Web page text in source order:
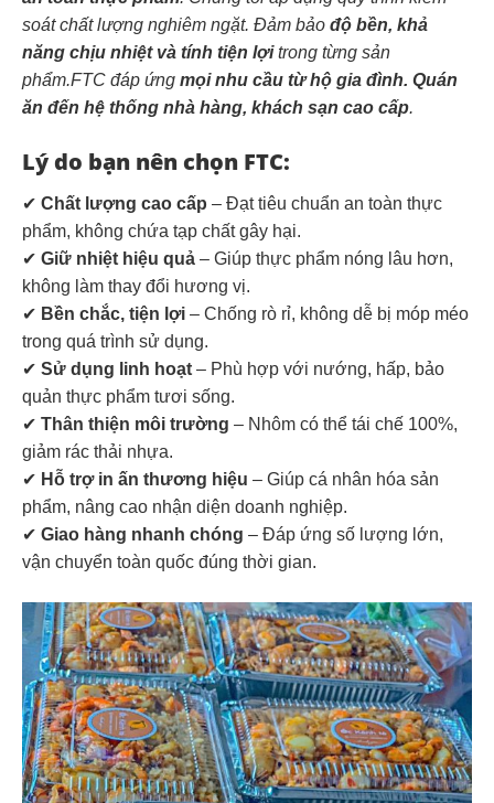
soát chất lượng nghiêm ngặt. Đảm bảo độ bền, khả
năng chịu nhiệt và tính tiện lợitrong từng sản
phẩm.FTC đáp ứng mọi nhu cầu từ hộ gia đình. Quán
ăn đến hệ thống nhà hàng, khách sạn cao cấp.
Lý do bạn nên chọn FTC:
✔ Chất lượng cao cấp – Đạt tiêu chuẩn an toàn thực
phẩm, không chứa tạp chất gây hại.
✔ Giữ nhiệt hiệu quả – Giúp thực phẩm nóng lâu hơn,
không làm thay đổi hương vị.
✔ Bền chắc, tiện lợi – Chống rò rỉ, không dễ bị móp méo
trong quá trình sử dụng.
✔ Sử dụng linh hoạt – Phù hợp với nướng, hấp, bảo
quản thực phẩm tươi sống.
✔ Thân thiện môi trường – Nhôm có thể tái chế 100%,
giảm rác thải nhựa.
✔ Hỗ trợ in ấn thương hiệu – Giúp cá nhân hóa sản
phẩm, nâng cao nhận diện doanh nghiệp.
✔ Giao hàng nhanh chóng – Đáp ứng số lượng lớn,
vận chuyển toàn quốc đúng thời gian.